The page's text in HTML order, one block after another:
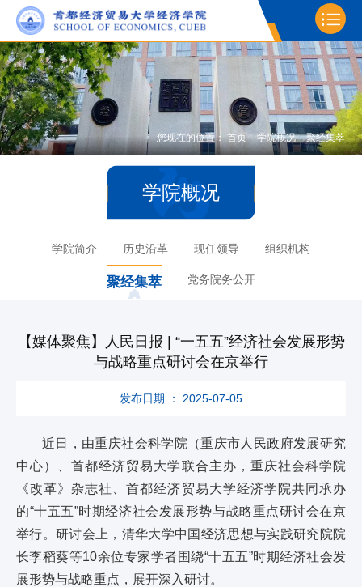
您现在的位置：首页 - 学院概况 - 聚经集萃
学院概况
学院简介 历史沿革 现任领导 组织机构
聚经集萃 党务院务公开
【媒体聚焦】人民日报 | “一五五”经济社会发展形势
与战略重点研讨会在京举行
发布日期 ： 2025-07-05
近日，由重庆社会科学院（重庆市人民政府发展研究
中心）、首都经济贸易大学联合主办，重庆社会科学院
《改革》杂志社、首都经济贸易大学经济学院共同承办
的“十五五”时期经济社会发展形势与战略重点研讨会在京
举行。研讨会上，清华大学中国经济思想与实践研究院院
长李稻葵等10余位专家学者围绕“十五五”时期经济社会发
展形势与战略重点，展开深入研讨。